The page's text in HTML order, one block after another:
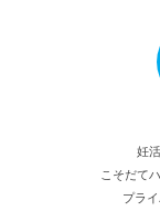
妊活
こそだて
プラ